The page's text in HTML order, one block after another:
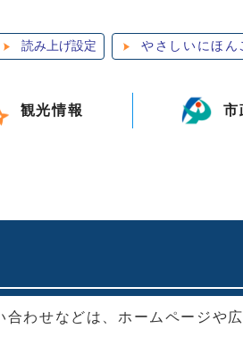
読み上げ設定 やさしいにほん
観光情報 市
わせなどは、ホームページや